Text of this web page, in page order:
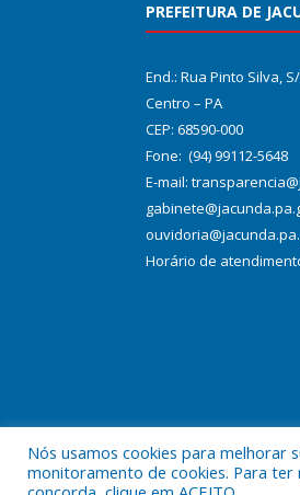
PREFEITURA DE
End.: Rua Pinto Silva,
Centro – PA
CEP: 68590-000
Fone: (94) 99112-5648
E-mail:
Horário de
Todos os direitos
Nós usamos cookies para melhorar
monitoramento de cookies. Para ter